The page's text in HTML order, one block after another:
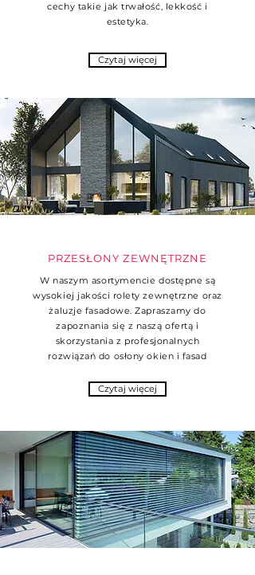
cechy takie jak trwałość, lekkość i
estetyka.
Czytaj więcej
PRZESŁONY ZEWNĘTRZNE
W naszym asortymencie dostępne są
wysokiej jakości rolety zewnętrzne oraz
żaluzje fasadowe. Zapraszamy do
zapoznania się z naszą ofertą i
skorzystania z profesjonalnych
rozwiązań do osłony okien i fasad
Czytaj więcej